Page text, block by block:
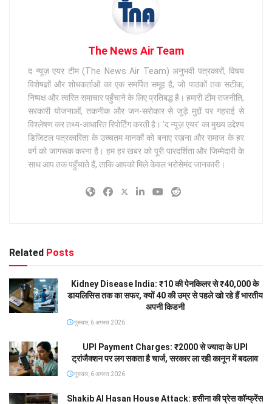
The News Air Team
द न्यूज़ एयर टीम (The News Air Team) अनुभवी पत्रकारों, विषय
विशेषज्ञों और शोधकर्ताओं का एक समर्पित समूह है, जो पाठकों तक सटीक,
निष्पक्ष और त्वरित समाचार पहुँचाने के लिए प्रतिबद्ध है। हमारी टीम राजनीति,
सरकारी योजनाओं, तकनीक और जन-सरोकार से जुड़े मुद्दों पर गहराई से
विश्लेषण कर तथ्य-आधारित रिपोर्टिंग करती है। 'द न्यूज़ एयर' का मुख्य उद्देश्य
डिजिटल पत्रकारिता के उच्चतम मानकों को बनाए रखना और समाज के हर
वर्ग को जागरूक करना है। हम हर खबर को पूरी पारदर्शिता और जिम्मेदारी के
साथ आप तक पहुँचाते हैं, ताकि आपको मिले केवल भरोसेमंद जानकारी।
Related Posts
Kidney Disease India: ₹10 की पेनकिलर से ₹40,000 के
डायलिसिस तक का सफर, क्यों 40 की उम्र से पहले खो रहे हैं भारतीय
अपनी किडनी
गुरूवार, 6 अगस्त 2026
UPI Payment Charges: ₹2000 से ज्यादा के UPI
ट्रांजैक्शन पर लग सकता है चार्ज, सरकार ला रही कानून में बदलाव
गुरूवार, 6 अगस्त 2026
Shakib Al Hasan House Attack: हसीना की प्रेस कॉन्फ्रेंस